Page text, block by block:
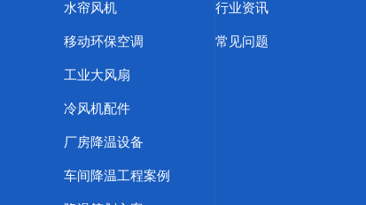
水帘风机
移动环保空调
工业大风扇
冷风机配件
厂房降温设备
车间降温工程案例
行业资讯
常见问题